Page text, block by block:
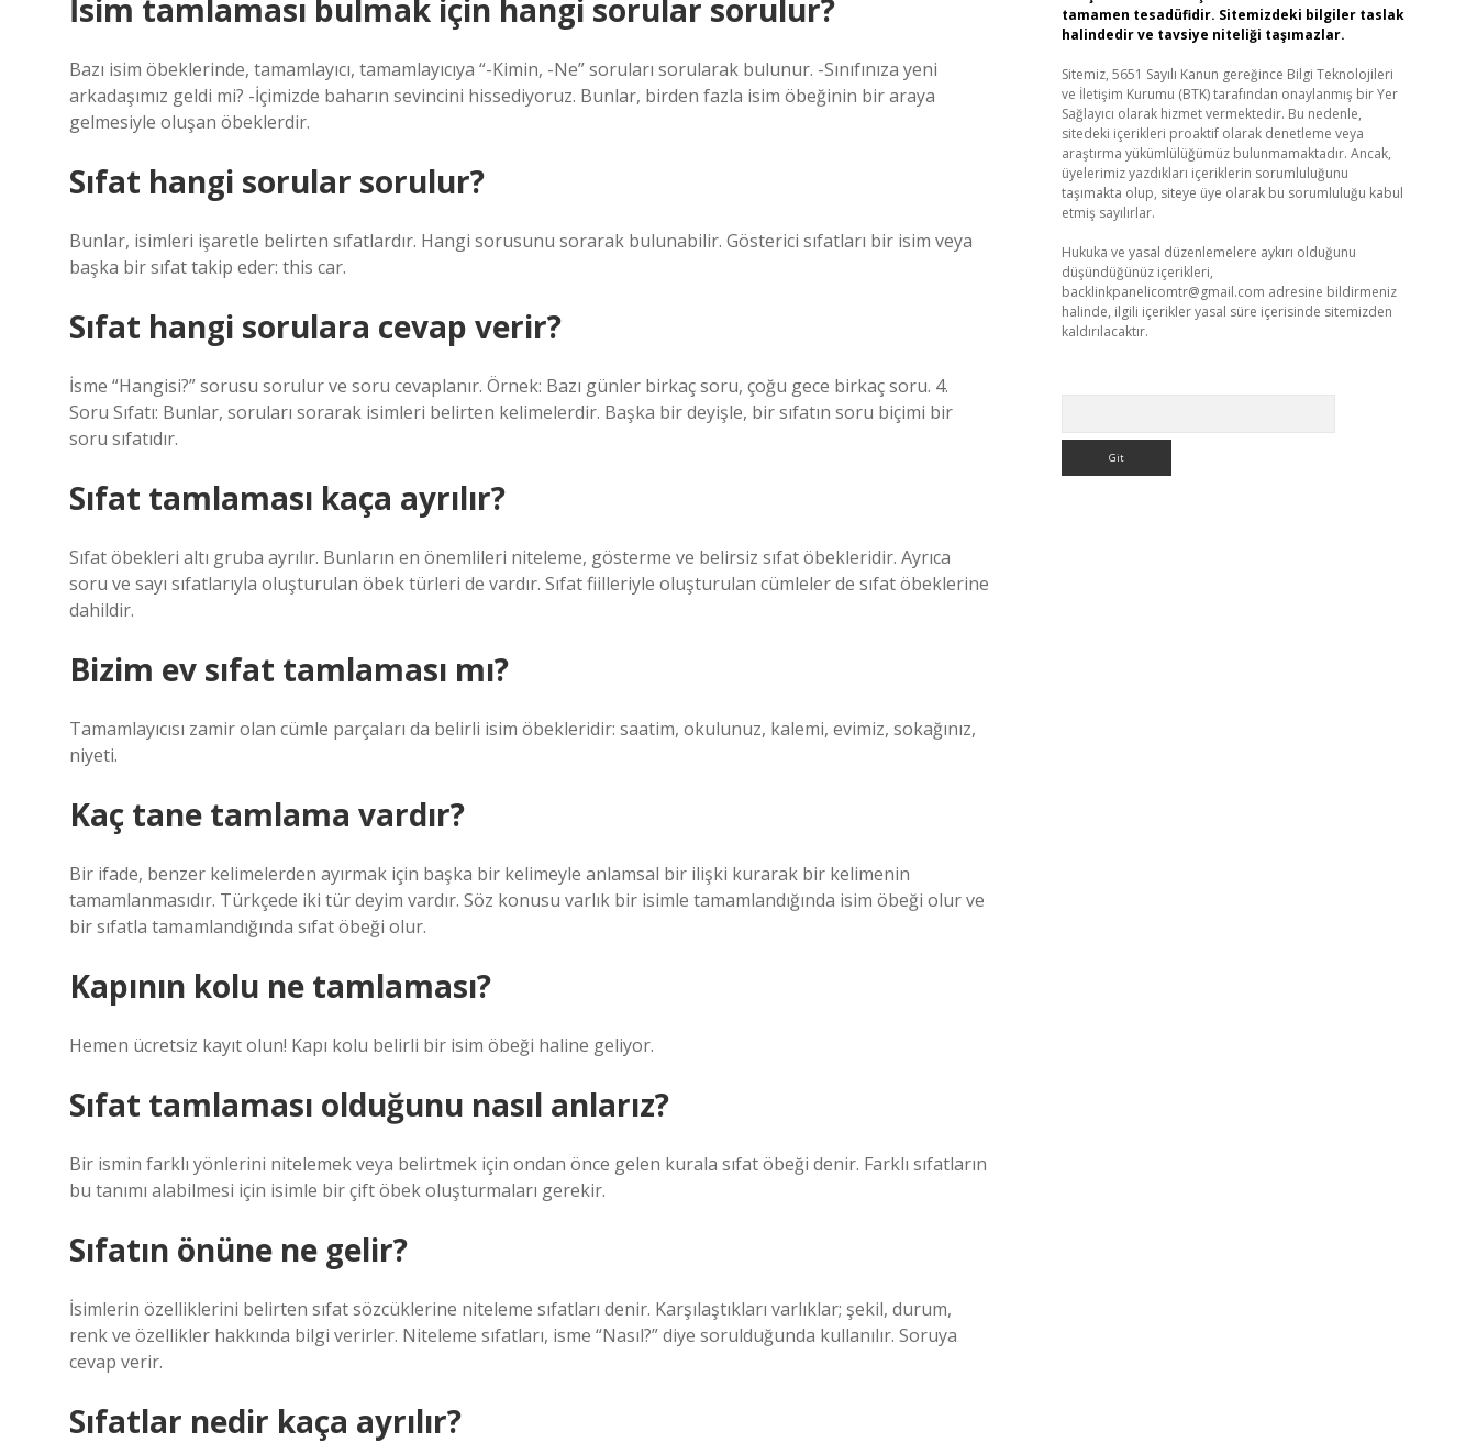
İsim tamlaması bulmak için hangi sorular sorulur?
Bazı isim öbeklerinde, tamamlayıcı, tamamlayıcıya “-Kimin, -Ne” soruları sorularak bulunur. -Sınıfınıza yeni
arkadaşımız geldi mi? -İçimizde baharın sevincini hissediyoruz. Bunlar, birden fazla isim öbeğinin bir araya
gelmesiyle oluşan öbeklerdir.
Sıfat hangi sorular sorulur?
Bunlar, isimleri işaretle belirten sıfatlardır. Hangi sorusunu sorarak bulunabilir. Gösterici sıfatları bir isim veya
başka bir sıfat takip eder: this car.
Sıfat hangi sorulara cevap verir?
İsme “Hangisi?” sorusu sorulur ve soru cevaplanır. Örnek: Bazı günler birkaç soru, çoğu gece birkaç soru. 4.
Soru Sıfatı: Bunlar, soruları sorarak isimleri belirten kelimelerdir. Başka bir deyişle, bir sıfatın soru biçimi bir
soru sıfatıdır.
Sıfat tamlaması kaça ayrılır?
Sıfat öbekleri altı gruba ayrılır. Bunların en önemlileri niteleme, gösterme ve belirsiz sıfat öbekleridir. Ayrıca
soru ve sayı sıfatlarıyla oluşturulan öbek türleri de vardır. Sıfat fiilleriyle oluşturulan cümleler de sıfat öbeklerine
dahildir.
Bizim ev sıfat tamlaması mı?
Tamamlayıcısı zamir olan cümle parçaları da belirli isim öbekleridir: saatim, okulunuz, kalemi, evimiz, sokağınız,
niyeti.
Kaç tane tamlama vardır?
Bir ifade, benzer kelimelerden ayırmak için başka bir kelimeyle anlamsal bir ilişki kurarak bir kelimenin
tamamlanmasıdır. Türkçede iki tür deyim vardır. Söz konusu varlık bir isimle tamamlandığında isim öbeği olur ve
bir sıfatla tamamlandığında sıfat öbeği olur.
Kapının kolu ne tamlaması?
Hemen ücretsiz kayıt olun! Kapı kolu belirli bir isim öbeği haline geliyor.
Sıfat tamlaması olduğunu nasıl anlarız?
Bir ismin farklı yönlerini nitelemek veya belirtmek için ondan önce gelen kurala sıfat öbeği denir. Farklı sıfatların
bu tanımı alabilmesi için isimle bir çift öbek oluşturmaları gerekir.
Sıfatın önüne ne gelir?
İsimlerin özelliklerini belirten sıfat sözcüklerine niteleme sıfatları denir. Karşılaştıkları varlıklar; şekil, durum,
renk ve özellikler hakkında bilgi verirler. Niteleme sıfatları, isme “Nasıl?” diye sorulduğunda kullanılır. Soruya
cevap verir.
Sıfatlar nedir kaça ayrılır?
tamamen tesadüfidir. Sitemizdeki bilgiler taslak
halindedir ve tavsiye niteliği taşımazlar.
Sitemiz, 5651 Sayılı Kanun gereğince Bilgi Teknolojileri
ve İletişim Kurumu (BTK) tarafından onaylanmış bir Yer
Sağlayıcı olarak hizmet vermektedir. Bu nedenle,
sitedeki içerikleri proaktif olarak denetleme veya
araştırma yükümlülüğümüz bulunmamaktadır. Ancak,
üyelerimiz yazdıkları içeriklerin sorumluluğunu
taşımakta olup, siteye üye olarak bu sorumluluğu kabul
etmiş sayılırlar.
Hukuka ve yasal düzenlemelere aykırı olduğunu
düşündüğünüz içerikleri,
backlinkpanelicomtr@gmail.com adresine bildirmeniz
halinde, ilgili içerikler yasal süre içerisinde sitemizden
kaldırılacaktır.